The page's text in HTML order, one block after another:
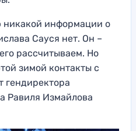
информации о
Сауся нет. Он –
рассчитываем. Но
зимой контакты с
гендиректора
Равиля Измайлова